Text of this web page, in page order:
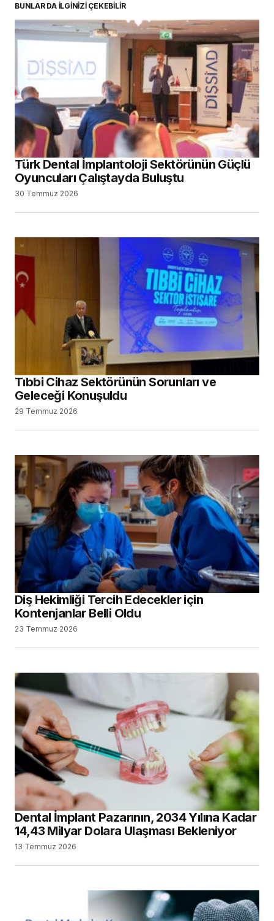
BUNLAR DA İLGİNİZİ ÇEKEBİLİR
Türk Dental İmplantoloji Sektörünün Güçlü
Oyuncuları Çalıştayda Buluştu
30 Temmuz 2026
Tıbbi Cihaz Sektörünün Sorunları ve
Geleceği Konuşuldu
29 Temmuz 2026
Diş Hekimliği Tercih Edecekler için
Kontenjanlar Belli Oldu
23 Temmuz 2026
Dental İmplant Pazarının, 2034 Yılına Kadar
14,43 Milyar Dolara Ulaşması Bekleniyor
13 Temmuz 2026